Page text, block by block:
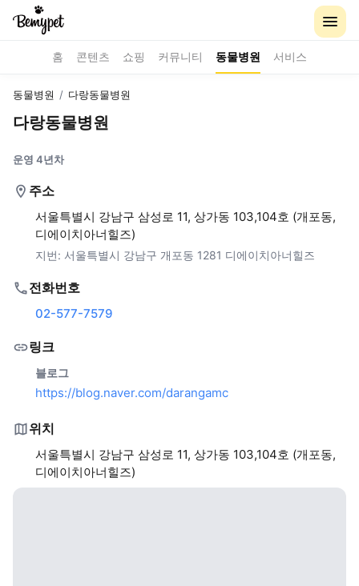
홈 콘텐츠 쇼핑 커뮤니티 동물병원 서비스
동물병원 / 다랑동물병원
다랑동물병원
운영 4년차
주소
서울특별시 강남구 삼성로 11, 상가동 103,104호 (개포동,
디에이치아너힐즈)
지번: 서울특별시 강남구 개포동 1281 디에이치아너힐즈
전화번호
02-577-7579
링크
블로그
https://blog.naver.com/darangamc
위치
서울특별시 강남구 삼성로 11, 상가동 103,104호 (개포동,
디에이치아너힐즈)